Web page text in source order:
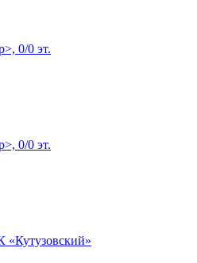
«Кутузовский»